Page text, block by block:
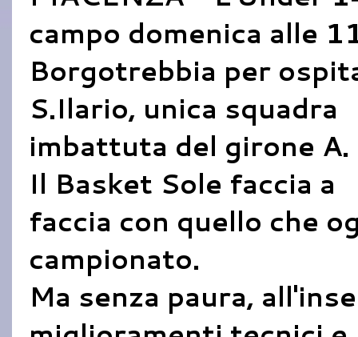
campo domenica alle
Borgotrebbia per
S.Ilario, unica squadra
imbattuta del girone A.
Il Basket Sole faccia a
faccia con quello che
campionato.
Ma senza paura,